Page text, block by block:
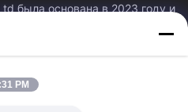
была основана в 2023 году и
как фабрика
занимает площадь...
Продукция
PM